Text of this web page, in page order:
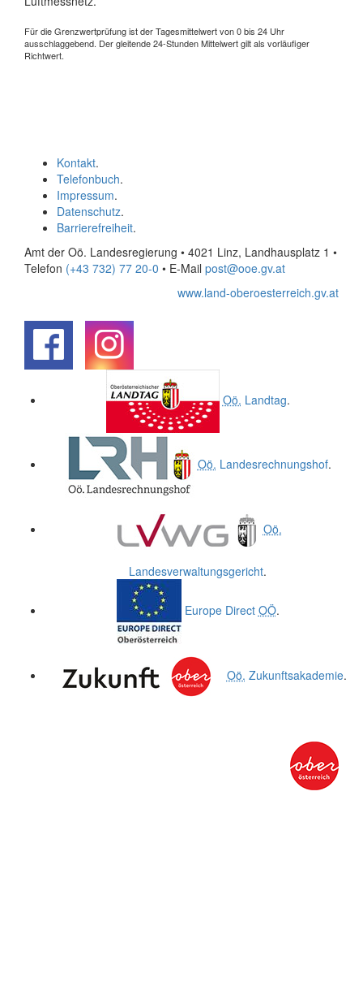
Für die Grenzwertprüfung ist der Tagesmittelwert von 0 bis 24 Uhr
ausschlaggebend. Der gleitende 24-Stunden Mittelwert gilt als vorläufiger
Richtwert.
Kontakt.
Telefonbuch.
Impressum.
Datenschutz.
Barrierefreiheit.
Amt der Oö. Landesregierung • 4021 Linz, Landhausplatz 1 •
Telefon (+43 732) 77 20-0 • E-Mail post@ooe.gv.at
www.land-oberoesterreich.gv.at
Oö. Landtag.
Oö. Landesrechnungshof.
Oö.
Landesverwaltungsgericht.
Europe Direct OÖ.
Oö. Zukunftsakademie.